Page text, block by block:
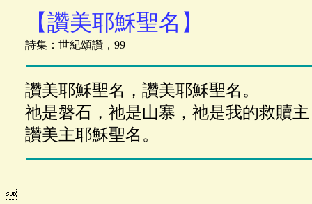
【讚美耶穌聖名】
詩集：世紀頌讚，99
讚美耶穌聖名，讚美耶穌聖名。
祂是磐石，祂是山寨，祂是我的救贖
讚美主耶穌聖名。
